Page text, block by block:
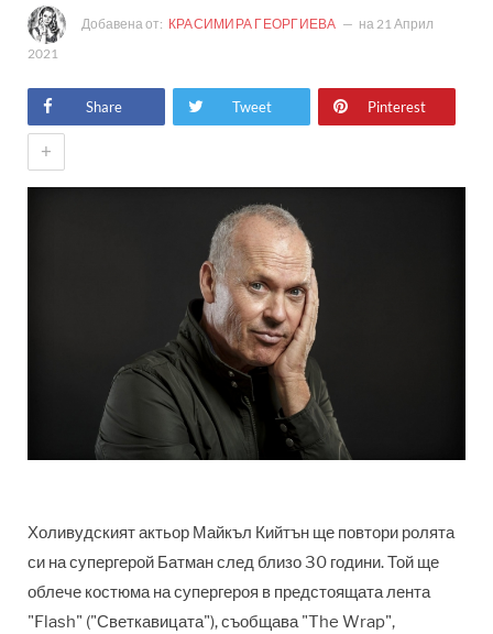
Добавена от: КРАСИМИРА ГЕОРГИЕВА на 21 Април
2021
Share Tweet Pinterest
+
Холивудският актьор Майкъл Кийтън ще повтори ролята
си на супергерой Батман след близо 30 години. Той ще
облече костюма на супергероя в предстоящата лента
"Flash" ("Светкавицата"), съобщава "The Wrap",